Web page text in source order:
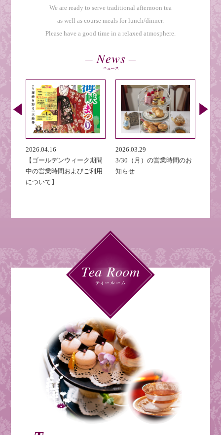
We are ready to serve traditional afternoon tea
as well as course meals for lunch/dinner.
Please have a good time in a relaxed atmosphere.
2026.04.16
【ゴールデンウィーク期間
中の営業時間およびご利用
について】
2026.03.29
3/30（月）の営業時間のお
知らせ